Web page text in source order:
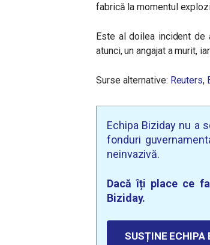
fabrică la momentul
Este al doilea incident de
atunci, un angajat a murit,
Surse alternative: Reuters,
Echipa Biziday nu a
fonduri
neinvazivă.
Dacă îți place ce
Biziday.
SUSȚINE ECHIPA